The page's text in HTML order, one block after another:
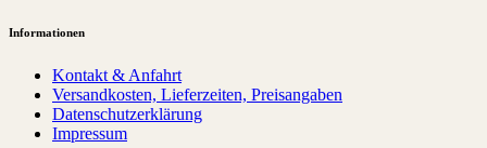
Informationen
Kontakt & Anfahrt
Versandkosten, Lieferzeiten, Preisangaben
Datenschutzerklärung
Impressum